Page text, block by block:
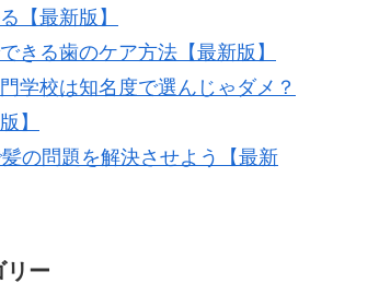
【最新版】
きる歯のケア方法【最新版】
学校は知名度で選んじゃダメ？
】
の問題を解決させよう【最新
リー